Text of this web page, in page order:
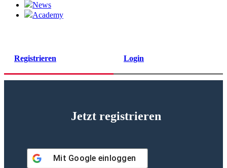
News
Academy
Registrieren Login
Jetzt registrieren
Mit Google einloggen